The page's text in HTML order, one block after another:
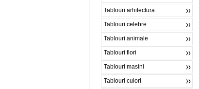
Tablouri arhitectura
Tablouri celebre
Tablouri animale
Tablouri flori
Tablouri masini
Tablouri culori